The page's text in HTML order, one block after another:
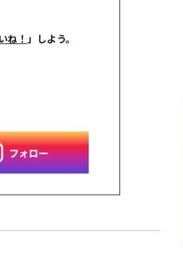
ね！ 」しよう。